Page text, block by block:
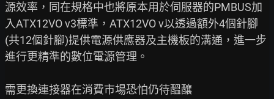
源效率，同在規格中也將原本用於伺服器的PMBUS加
入ATX12VO v3標準，ATX12VO v以透過額外4個針腳
(共12個針腳)提供電源供應器及主機板的溝通，進一步
進行更精準的數位電源管理。
需更換連接器在消費市場恐怕仍待醞釀